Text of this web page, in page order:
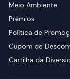
Meio Ambiente
Prêmios
Política de
Cupom de
Cartilha da